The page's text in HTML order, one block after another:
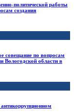
политической работы
создания
совещание по вопросам
Вологодской области в